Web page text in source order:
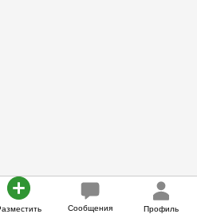
Сообщения Профиль